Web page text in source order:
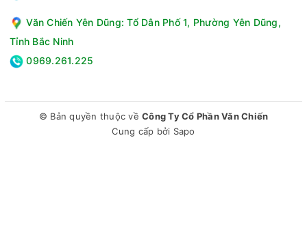
Văn Chiến Yên Dũng: Tổ Dân Phố 1, Phường Yên Dũng,
Tỉnh Bắc Ninh
0969.261.225
© Bản quyền thuộc về Công Ty Cổ Phần Văn Chiến
Cung cấp bởi Sapo